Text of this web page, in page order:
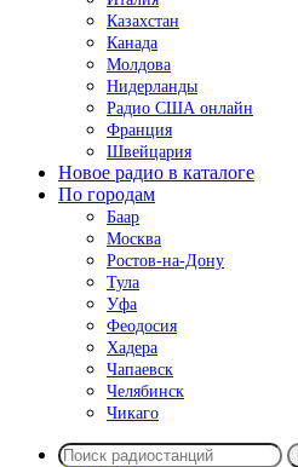
Казахстан
Канада
Молдова
Нидерланды
Радио США онлайн
Франция
Швейцария
Новое радио в каталоге
По городам
Баар
Москва
Ростов-на-Дону
Тула
Уфа
Феодосия
Хадера
Чапаевск
Челябинск
Чикаго